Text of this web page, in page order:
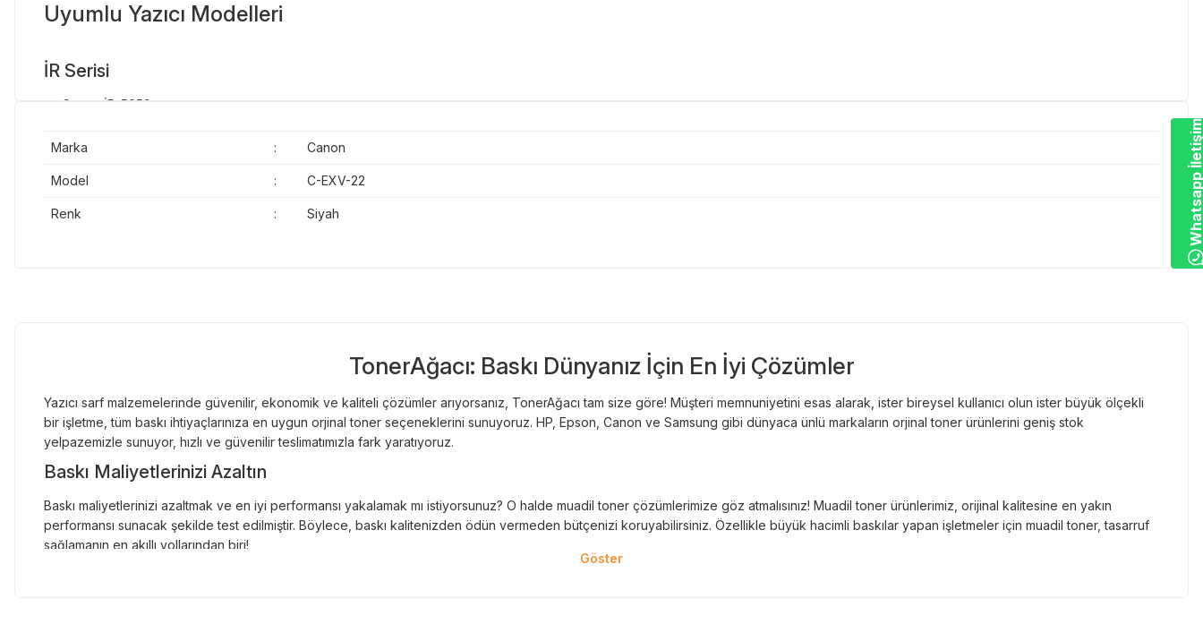
Uyumlu Yazıcı Modelleri
İR Serisi
Canon İR-5050
Canon İR-5055n
Canon İR-5065n
Canon İR-5075n
Canon imageRUNNER 5075n
Marka : Canon
Model : C-EXV-22
Renk : Siyah
TonerAğacı: Baskı Dünyanız İçin En İyi Çözümler
Yazıcı sarf malzemelerinde güvenilir, ekonomik ve kaliteli çözümler arıyorsanız, TonerAğacı tam size göre! Müşteri memnuniyetini esas alarak, ister bireysel kullanıcı olun ister büyük ölçekli
bir işletme, tüm baskı ihtiyaçlarınıza en uygun orjinal toner seçeneklerini sunuyoruz. HP, Epson, Canon ve Samsung gibi dünyaca ünlü markaların orjinal toner ürünlerini geniş stok
yelpazemizle sunuyor, hızlı ve güvenilir teslimatımızla fark yaratıyoruz.
Baskı Maliyetlerinizi Azaltın
Baskı maliyetlerinizi azaltmak ve en iyi performansı yakalamak mı istiyorsunuz? O halde muadil toner çözümlerimize göz atmalısınız! Muadil toner ürünlerimiz, orijinal kalitesine en yakın
performansı sunacak şekilde test edilmiştir. Böylece, baskı kalitenizden ödün vermeden bütçenizi koruyabilirsiniz. Özellikle büyük hacimli baskılar yapan işletmeler için muadil toner, tasarruf
sağlamanın en akıllı yollarından biri!